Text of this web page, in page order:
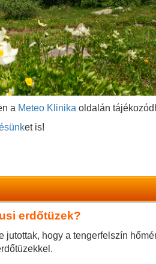
a Meteo Klinika oldalán
et is!
erdőtüzek?
jutottak, hogy a tengerfelszín